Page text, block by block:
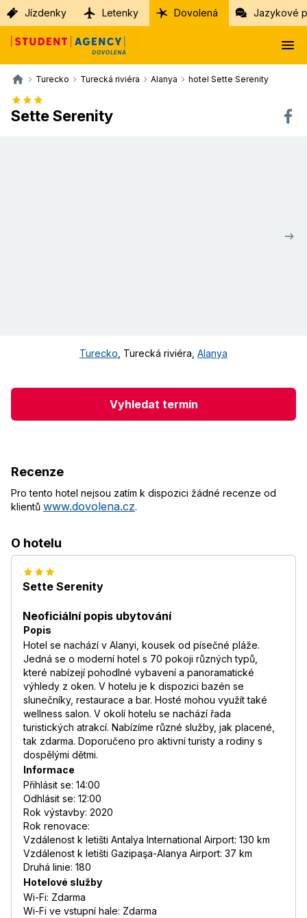
Jízdenky Letenky Dovolená Jazykové
Turecko Turecká riviéra Alanya hotel Sette Serenity
Sette Serenity
Turecko Turecká riviéra Alanya
Vyhledat termín
Recenze
Pro tento hotel nejsou zatím k dispozici žádné recenze od
klientů www.dovolena.cz.
O hotelu
Sette Serenity
Neoficiální popis ubytování
Popis
Hotel se nachází v Alanyi, kousek od písečné pláže.
Jedná se o moderní hotel s 70 pokoji různých typů,
které nabízejí pohodlné vybavení a panoramatické
výhledy z oken. V hotelu je k dispozici bazén se
slunečníky, restaurace a bar. Hosté mohou využít také
wellness salon. V okolí hotelu se nachází řada
turistických atrakcí. Nabízíme různé služby, jak placené,
tak zdarma. Doporučeno pro aktivní turisty a rodiny s
dospělými dětmi.
Informace
Přihlásit se: 14:00
Odhlásit se: 12:00
Rok výstavby: 2020
Rok renovace:
Vzdálenost k letišti Antalya International Airport: 130 km
Vzdálenost k letišti Gazipaşa-Alanya Airport: 37 km
Druhá linie: 180
Hotelové služby
Wi-Fi: Zdarma
Wi-Fi ve vstupní hale: Zdarma